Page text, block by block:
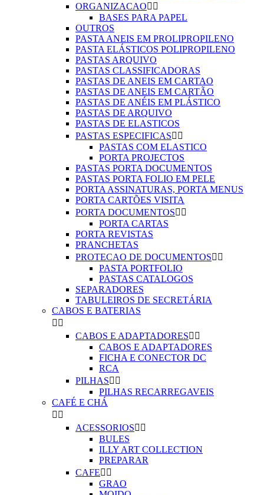
ORGANIZACAO 
BASES PARA PAPEL
OUTROS
PASTA ANEIS EM PROLIPROPILENO
PASTA ELÁSTICOS POLIPROPILENO
PASTAS ARQUIVO
PASTAS CLASSIFICADORAS
PASTAS DE ANEIS EM CARTAO
PASTAS DE ANEIS EM CARTÃO
PASTAS DE ANÉIS EM PLÁSTICO
PASTAS DE ARQUIVO
PASTAS DE ELASTICOS
PASTAS ESPECIFICAS 
PASTAS COM ELASTICO
PORTA PROJECTOS
PASTAS PORTA DOCUMENTOS
PASTAS PORTA FOLIO EM PELE
PORTA ASSINATURAS, PORTA MENUS
PORTA CARTÕES VISITA
PORTA DOCUMENTOS 
PORTA CARTAS
PORTA REVISTAS
PRANCHETAS
PROTECAO DE DOCUMENTOS 
PASTA PORTFOLIO
PASTAS CATALOGOS
SEPARADORES
TABULEIROS DE SECRETÁRIA
CABOS E BATERIAS
 
CABOS E ADAPTADORES 
CABOS E ADAPTADORES
FICHA E CONECTOR DC
RCA
PILHAS 
PILHAS RECARREGAVEIS
CAFÉ E CHÁ
 
ACESSORIOS 
BULES
ILLY ART COLLECTION
PREPARAR
CAFE 
GRAO